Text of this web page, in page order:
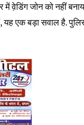
वे़डिंग जोन को नहीं
यह एक बड़ा सवाल है.